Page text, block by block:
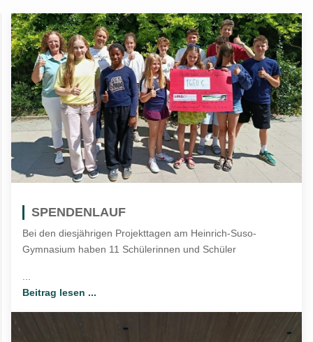
SPENDENLAUF
Bei den diesjährigen Projekttagen am Heinrich-Suso-
Gymnasium haben 11 Schülerinnen und Schüler
Beitrag lesen ...